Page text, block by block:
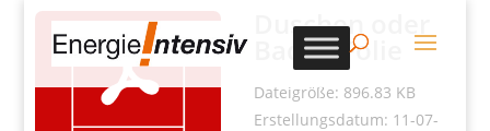
Duschen oder
Baden Folie
Dateigröße: 896.83 KB
Erstellungsdatum: 11-07-